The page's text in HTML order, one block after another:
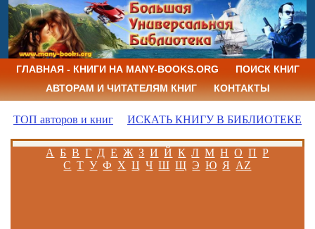
ГЛАВНАЯ - КНИГИ НА MANY-BOOKS.ORG
ПОИСК КНИГ
АВТОРАМ И ЧИТАТЕЛЯМ КНИГ
КОНТАКТЫ
ТОП авторов и книг ИСКАТЬ КНИГУ В БИБЛИОТЕКЕ
А Б В Г Д Е Ж З И Й К Л М Н О П Р
С Т У Ф Х Ц Ч Ш Щ Э Ю Я AZ